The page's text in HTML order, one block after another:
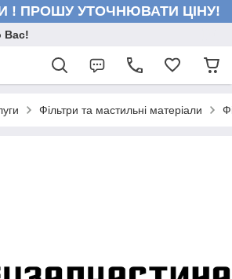
! ПРОШУ УТОЧНЮВАТИ ЦІНУ!
Вас!
Фільтри та мастильні матеріали